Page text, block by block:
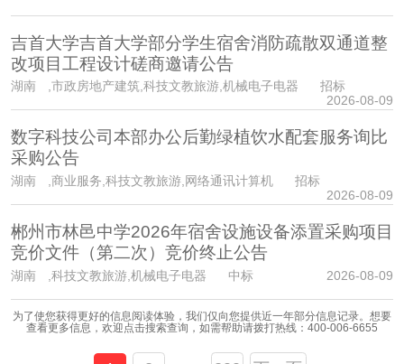
吉首大学吉首大学部分学生宿舍消防疏散双通道整
改项目工程设计磋商邀请公告
湖南
,市政房地产建筑,科技文教旅游,机械电子电器 招标
2026-08-09
数字科技公司本部办公后勤绿植饮水配套服务询比
采购公告
湖南
,商业服务,科技文教旅游,网络通讯计算机 招标
2026-08-09
郴州市林邑中学2026年宿舍设施设备添置采购项目
竞价文件（第二次）竞价终止公告
湖南 ,科技文教旅游,机械电子电器 中标 2026-08-09
为了使您获得更好的信息阅读体验，我们仅向您提供近一年部分信息记录。想要
查看更多信息，欢迎点击搜索查询，如需帮助请拨打热线： 400-006-6655